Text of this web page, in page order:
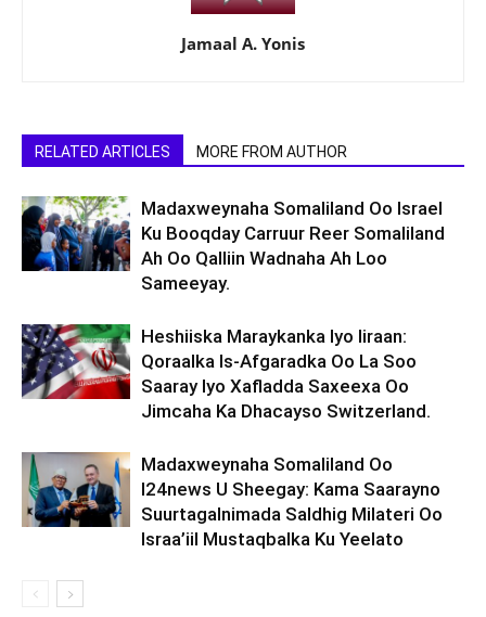
Jamaal A. Yonis
RELATED ARTICLES MORE FROM AUTHOR
Madaxweynaha Somaliland Oo Israel
Ku Booqday Carruur Reer Somaliland
Ah Oo Qalliin Wadnaha Ah Loo
Sameeyay.
Heshiiska Maraykanka Iyo Iiraan:
Qoraalka Is-Afgaradka Oo La Soo
Saaray Iyo Xafladda Saxeexa Oo
Jimcaha Ka Dhacayso Switzerland.
Madaxweynaha Somaliland Oo
I24news U Sheegay: Kama Saarayno
Suurtagalnimada Saldhig Milateri Oo
Israa’iil Mustaqbalka Ku Yeelato